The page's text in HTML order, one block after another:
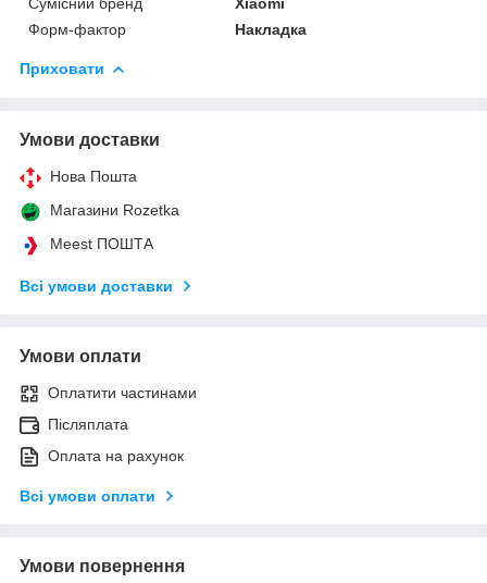
Форм-фактор
Накладка
Приховати
Умови доставки
Нова Пошта
Магазини Rozetka
Meest ПОШТА
Всі умови доставки
Умови оплати
Оплатити частинами
Післяплата
Оплата на рахунок
Всі умови оплати
Умови повернення